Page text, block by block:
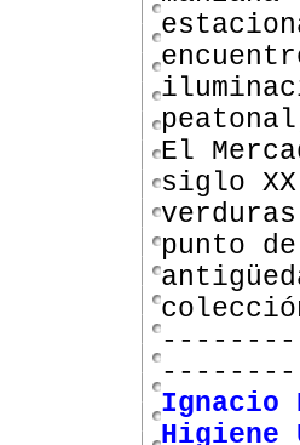
El
siglo
punto
Ignacio
Higiene